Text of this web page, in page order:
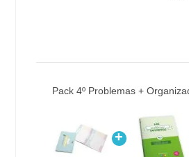
Pack 4º Problemas +
+